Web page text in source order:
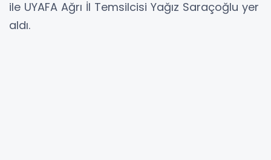
ile UYAFA Ağrı İl Temsilcisi Yağız Saraçoğlu yer
aldı.